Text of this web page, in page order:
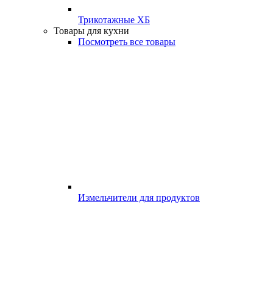
Трикотажные ХБ
Товары для кухни
Посмотреть все товары
Измельчители для продуктов